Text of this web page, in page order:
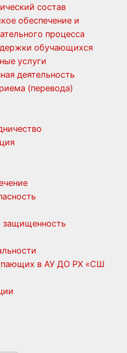
состав
обеспечение и
процесса
обучающихся
услуги
деятельность
(перевода)
защищенность
в АУ ДО РХ «СШ